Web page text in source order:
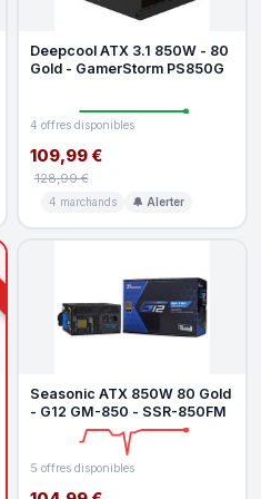
Deepcool ATX 3.1 850W - 80
Gold - GamerStorm PS850G
4 offres disponibles
109,99 €
128,99 €
4 marchands 🔔 Alerter
Seasonic ATX 850W 80 Gold
- G12 GM-850 - SSR-850FM
5 offres disponibles